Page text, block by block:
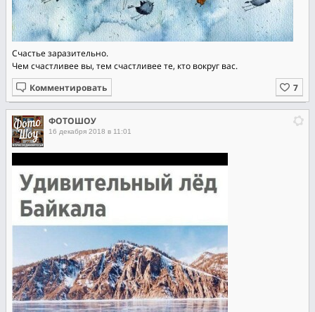
Счастье заразительно.
Чем счастливее вы, тем счастливее те, кто вокруг вас.
Комментировать
ФОТОШОУ
16 декабря 2018 в 11:01